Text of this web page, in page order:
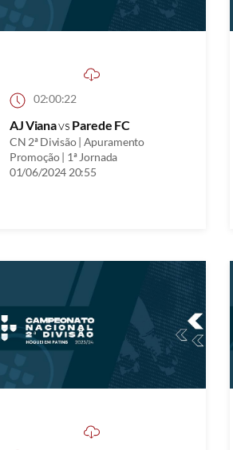
02:00:22
AJ Vianavs Parede FC
CN 2ª Divisão | Apuramento
Promoção | 1ª Jornada
01/06/2024 20:55